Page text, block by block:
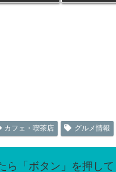
カフェ・喫茶店 グルメ情報